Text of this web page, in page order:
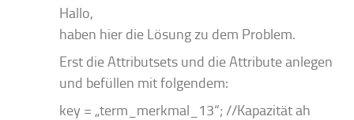
Hallo,
haben hier die Lösung zu dem Problem.
Erst die Attributsets und die Attribute anlegen
und befüllen mit folgendem:
key = „term_merkmal_13“; //Kapazität ah